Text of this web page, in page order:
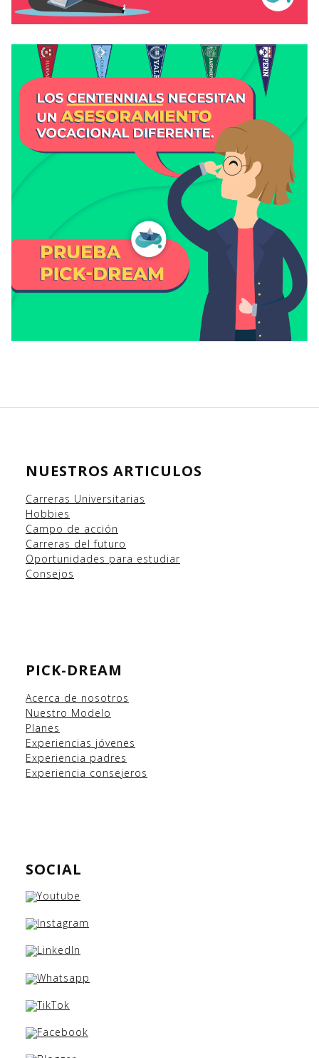
NUESTROS ARTICULOS
Carreras Universitarias
Hobbies
Campo de acción
Carreras del futuro
Oportunidades para estudiar
Consejos
PICK-DREAM
Acerca de nosotros
Nuestro Modelo
Planes
Experiencias jóvenes
Experiencia padres
Experiencia consejeros
SOCIAL